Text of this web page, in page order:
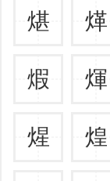
煁 煂
煆 煇
煋 煌